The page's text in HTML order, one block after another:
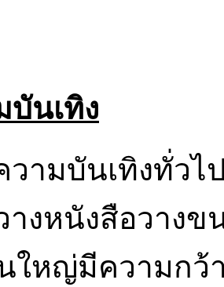
นเทิง
ามบันเทิงทั่วไ
างหนังสือวาง
ใหญ่มีความกว้